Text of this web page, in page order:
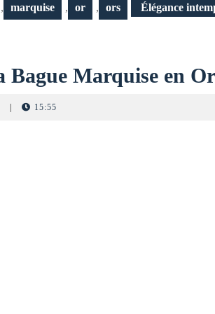
, marquise , or , ors Élégance
Bague Marquise en Or
15:55